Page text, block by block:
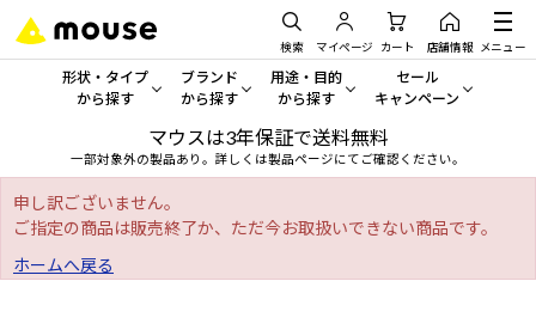
検索 マイページ カート 店舗情報 メニュー
形状・タイプ
から探す
形状・タイプから探す をすべてみる
デスクトップPC
ノートPC
ブランド
から探す
mouse
用途・目的
から探す
一般向けパソコン
セール
キャンペーン
セール・キャンペー
人気モデルが期間限定・お
アウトレットパソコン
マウスは3年保証で送料無料
一部対象外の製品あり。詳しくは製品ページにてご確認ください。
申し訳ございません。
ご指定の商品は販売終了か、ただ今お取扱いできない商品です。
ホームへ戻る